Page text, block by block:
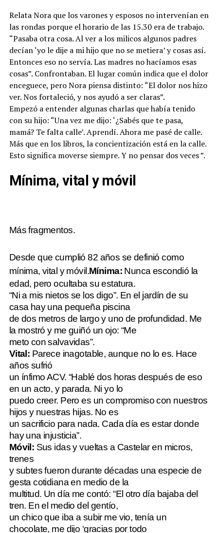
Relata Nora que los varones y esposos no intervenían en
las rondas porque el horario de las 15.30 era de trabajo.
“Pasaba otra cosa. Al ver a los milicos algunos padres
decían ‘yo le dije a mi hijo que no se metiera’ y cosas así.
Entonces eso no servía. Las madres no hacíamos esas
cosas”. Confrontaban. El lugar común indica que el dolor
enceguece, pero Nora piensa distinto: “El dolor nos hizo
ver. Nos fortaleció, y nos ayudó a ser claras”.
Empezó a entender algunas charlas que había tenido
con su hijo: “Una vez me dijo: ‘¿Sabés que te pasa,
mamá? Te falta calle’. Aprendí. Ahora me pasé de calle.
Más que en los libros, la concientización está en la calle.
Esto significa moverse siempre. Y no pensar dos veces ”.
Mínima, vital y móvil
Más fragmentos.
Desde que cumplió 82 años se definió como
mínima, vital y móvil.Mínima:Nunca escondió la
edad, pero ocultaba su estatura.
“Ni a mis nietos se los digo”. En el jardín de su
casa hay una pequeña piscina
de dos metros de largo y uno de profundidad. Me
la mostró y me guiñó un ojo: “Me
meto con salvavidas”.
Vital: Parece inagotable, aunque no lo es. Hace
años sufrió
un ínfimo ACV. “Hablé dos horas después de eso
en un acto, y parada. Ni yo lo
puedo creer. Pero es un compromiso con nuestros
hijos y nuestras hijas. No es
un sacrificio para nada. Cada día es estar donde
hay una injusticia”.
Móvil: Sus idas y vueltas a Castelar en micros,
trenes
y subtes fueron durante décadas una especie de
gesta cotidiana en medio de la
multitud. Un día me contó: “El otro día bajaba del
tren. En el medio del gentío,
un chico que iba a subir me vio, tenía un
chocolate, me dijo ‘gracias por todo